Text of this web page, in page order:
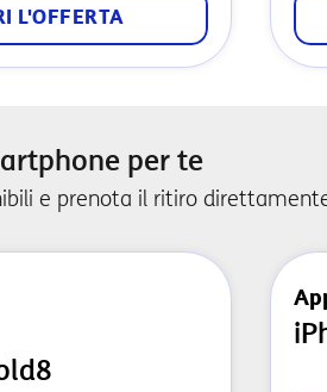
L'OFFERTA
per te
e prenota il ritiro